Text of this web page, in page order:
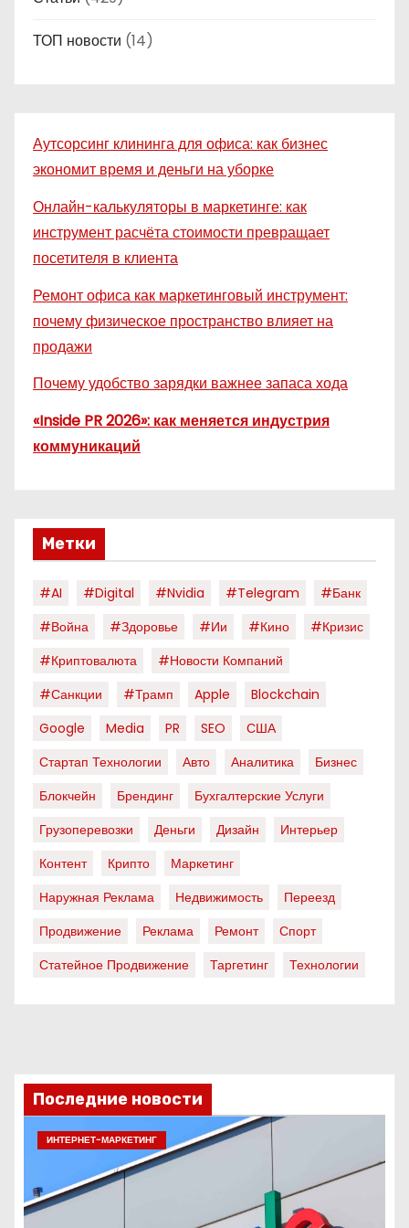
ТОП новости (14)
Аутсорсинг клининга для офиса: как бизнес
экономит время и деньги на уборке
Онлайн-калькуляторы в маркетинге: как
инструмент расчёта стоимости превращает
посетителя в клиента
Ремонт офиса как маркетинговый инструмент:
почему физическое пространство влияет на
продажи
Почему удобство зарядки важнее запаса хода
«Inside PR 2026»: как меняется индустрия
коммуникаций
Метки
#AI #digital #nvidia #telegram
#банк
#война
#здоровье #ии #кино
#кризис
#криптовалюта
#новости Компаний
#санкции
#трамп Apple
Blockchain
Google
Media PR SEO
США
Стартап Технологии
Авто Аналитика
Бизнес
Блокчейн
Брендинг
Бухгалтерские Услуги
Грузоперевозки
Деньги Дизайн
Интерьер
Контент
Крипто
Маркетинг
Наружная Реклама
Недвижимость
Переезд
Продвижение
Реклама Ремонт
Спорт
Статейное Продвижение
Таргетинг Технологии
Последние новости
ИНТЕРНЕТ-МАРКЕТИНГ